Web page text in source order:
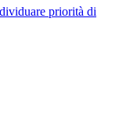
priorità di